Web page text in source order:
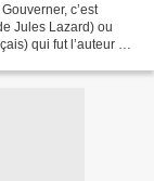
c’est
Jules Lazard) ou
qui fut l’auteur de